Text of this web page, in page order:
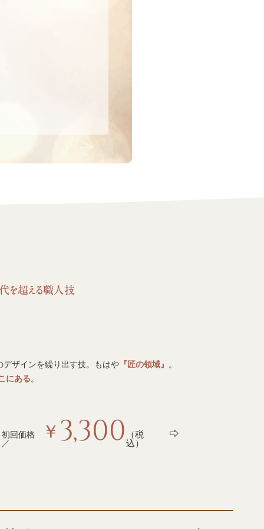
デザインを繰り出す技。もはや 『匠の領域』
。
にある。
初回価格
／ ￥ 3,300 （税
込）